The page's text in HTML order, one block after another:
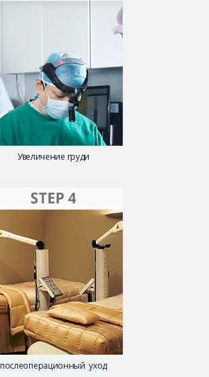
Увеличение груди
послеоперационный уход